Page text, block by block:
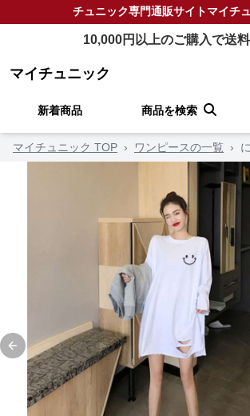
チュニック専門通販サイトマイチ
10,000円以上のご購入で送
マイチュニック
新着商品 商品を検索
マイチュニック TOP › ワンピースの一覧 ›
Previous slide